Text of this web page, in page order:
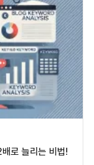
로 늘리는 비법!